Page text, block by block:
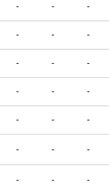
- - -
- - -
- - -
- - -
- - -
- - -
- - -